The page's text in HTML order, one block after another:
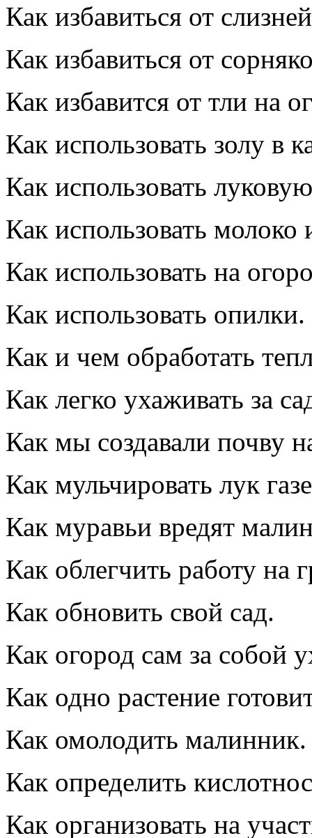
Как избавиться от
Как избавиться от
Как избавится от тли на
Как использовать золу в
Как использовать
Как использовать
Как использовать на
Как использовать опилки.
Как и чем обработать
Как легко ухаживать за
Как мы создавали почву
Как мульчировать лук
Как муравьи вредят
Как облегчить работу на
Как обновить свой сад.
Как огород сам за собой
Как одно растение
Как омолодить малинник.
Как определить
Как организовать на